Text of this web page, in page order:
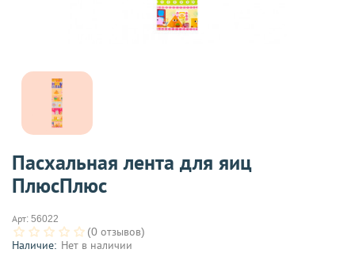
Пасхальная лента для яиц
ПлюсПлюс
Арт: 56022
(0 отзывов)
Наличие: Нет в наличии